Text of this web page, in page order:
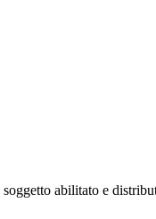
abilitato e